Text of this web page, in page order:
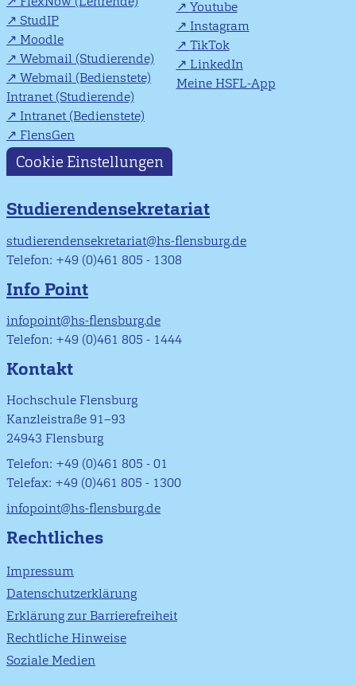
StudIP
Moodle
Webmail (Studierende)
Webmail (Bedienstete)
Intranet (Studierende)
Intranet (Bedienstete)
FlensGen
Youtube
Instagram
TikTok
LinkedIn
Meine HSFL-App
Cookie Einstellungen
Studierendensekretariat
studierendensekretariat@hs-flensburg.de
Telefon: +49 (0)461 805 - 1308
Info Point
infopoint@hs-flensburg.de
Telefon: +49 (0)461 805 - 1444
Kontakt
Hochschule Flensburg
Kanzleistraße 91–93
24943 Flensburg
Telefon: +49 (0)461 805 - 01
Telefax: +49 (0)461 805 - 1300
infopoint@hs-flensburg.de
Rechtliches
Impressum
Datenschutzerklärung
Erklärung zur Barrierefreiheit
Rechtliche Hinweise
Soziale Medien